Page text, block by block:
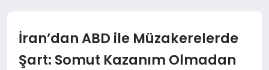
İran’dan ABD ile Müzakerelerde
Şart: Somut Kazanım Olmadan